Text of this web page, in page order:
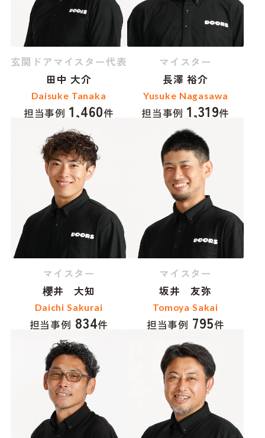
玄関ドアマイスター代表
田中 大介
Daisuke Tanaka
担当事例 1,460件
マイスター
長澤 裕介
Yusuke Nagasawa
担当事例 1,319件
マイスター
櫻井 大知
Daichi Sakurai
担当事例 834件
マイスター
坂井 友弥
Tomoya Sakai
担当事例 795件